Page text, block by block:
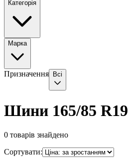
Категорія
Марка
Призначення Всі
Шини 165/85 R19
0 товарів знайдено
Сортувати: